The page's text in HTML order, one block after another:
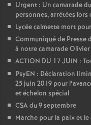
Urgent : Un camarade
personnes, arrétées
Lycée calmette mort
Communiqué de Presse
à notre camarade Olivier
ACTION DU 17 JUIN :
PsyEN : Déclaration
25 juin 2019 pour
et échelon spécial
CSA du 9 septembre
Marche pour la paix et